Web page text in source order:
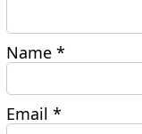
Name*
Email*